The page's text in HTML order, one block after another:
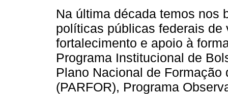
Na última década temos nos
políticas públicas federais
fortalecimento e apoio à
Programa Institucional de
Plano Nacional de
(PARFOR), Programa